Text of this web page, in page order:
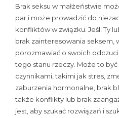
Brak seksu w małżeństwie
par i może prowadzić do
konfliktów w związku. Jeśli Ty
brak zainteresowania seksem,
porozmawiać o swoich
tego stanu rzeczy. Może to
czynnikami, takimi jak stres,
zaburzenia hormonalne, brak
także konflikty lub brak
jest, aby szukać rozwiązań i